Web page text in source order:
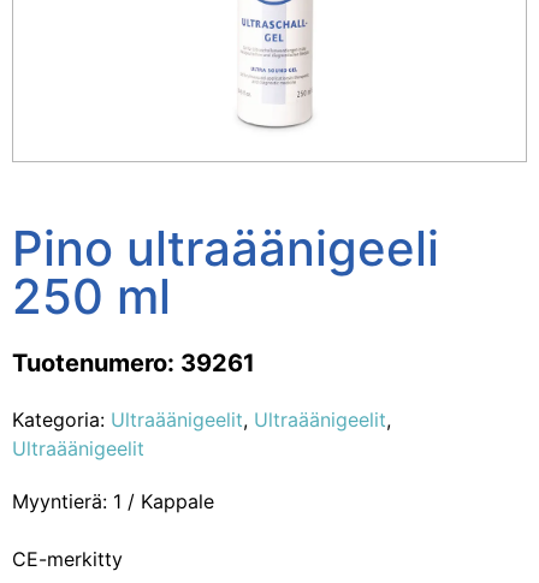
Pino ultraäänigeeli
250 ml
Tuotenumero: 39261
Kategoria: Ultraäänigeelit, Ultraäänigeelit,
Ultraäänigeelit
Myyntierä: 1 / Kappale
CE-merkitty